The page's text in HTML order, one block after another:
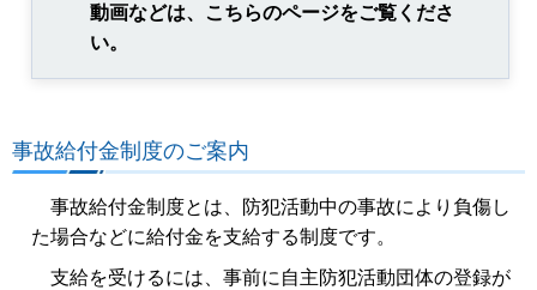
動画などは、こちらのページをご覧くださ
い。
事故給付金制度のご案内
事故給付金制度とは、防犯活動中の事故により負傷し
た場合などに給付金を支給する制度です。
支給を受けるには、事前に自主防犯活動団体の登録が